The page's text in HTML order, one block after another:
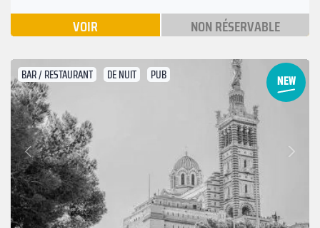
VOIR NON RÉSERVABLE
BAR / RESTAURANT DE NUIT PUB
Précédent
Suivant